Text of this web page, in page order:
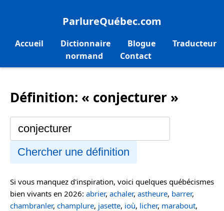
ParlureQuébec.com
Accueil Dictionnaire Blogue
Traducteur
normand
Contact
Définition: « conjecturer »
Chercher une définition
Si vous manquez d'inspiration, voici quelques québécismes
bien vivants en 2026: abrier, achaler, astheure, barrer,
chambranler, champlure, jasette, ioù, licher, marabout,